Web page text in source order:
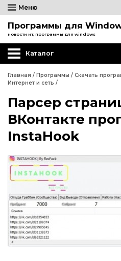
Меню
Программы для
новости ит, программы для windows
Каталог
Другие программы
Системные программы
Программы для Бизнеса
Дизайн - графика
Обработка текста
Интернет и сеть
Главная / Программы / Скачать
Интернет и сеть /
Парсер
ВКонтакте
InstaHook